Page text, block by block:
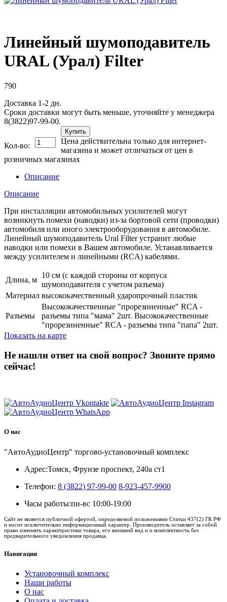
Линейный шумоподавитель
URAL (Урал) Filter
790
Доставка 1-2 дн.
Сроки доставки могут быть меньше, уточняйте у менеджера
8(3822)97-99-00.
Кол-во:
Купить
Цена действительна только для интернет-
магазина и может отличаться от цен в
розничных магазинах
Описание
Описание
При инсталляции автомобильных усилителей могут
возникнуть помехи (наводки) из-за бортовой сети (проводки)
автомобиля или иного электрооборудования в автомобиле.
Линейный шумоподавитель Ural Filter устранит любые
наводки или помехи в Вашем автомобиле. Устанавливается
между усилителем и линейными (RCA) кабелями.
Длина, м
10 см (с каждой стороны от корпуса
шумоподавителя с учетом разъема)
Материал высококачественный ударопрочный пластик
Разъемы
Высококачественные "прорезиненные" RCA -
разъемы типа "мама" 2шт. Высококачественные
"прорезиненные" RCA - разъемы типа "папа" 2шт.
Показать на карте
Не нашли ответ на свой вопрос? Звоните прямо
сейчас!
О нас
"АвтоАудиоЦентр" торгово-установочный комплекс
Адрес:Томск, Фрунзе проспект, 240а ст1
Телефон: 8 (3822) 97-99-00 8-923-457-9900
Часы работы:пн-вс 10:00-19:00
Сайт не является публичной офертой, определяемой положениями Статьи 437(2) ГК РФ
и носит исключительно информационный характер. Производитель оставляет за собой
право изменять характеристики товара, его внешний вид и и комплектность без
предварительного уведомления продавца.
Навигация
Установочный комплекс
Наши работы
О нас